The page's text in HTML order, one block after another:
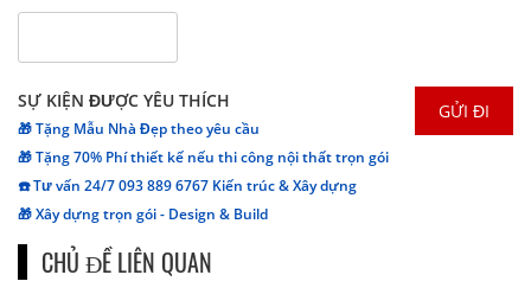
SỰ KIỆN ĐƯỢC YÊU THÍCH
🎁 Tặng Mẫu Nhà Đẹp theo yêu cầu
🎁 Tặng 70% Phí thiết kế nếu thi công nội thất trọn gói
☎️ Tư vấn 24/7 093 889 6767 Kiến trúc & Xây dựng
🎁 Xây dựng trọn gói - Design & Build
CHỦ ĐỀ LIÊN QUAN